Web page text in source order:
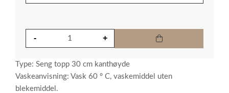
Type: Seng topp 30 cm kanthøyde
Vaskeanvisning: Vask 60 ° C, vaskemiddel uten
blekemiddel.